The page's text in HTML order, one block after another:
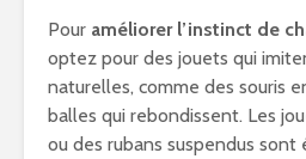
Pour améliorer l’instinct de
optez pour des jouets qui
naturelles, comme des souris
balles qui rebondissent. Les
ou des rubans suspendus sont